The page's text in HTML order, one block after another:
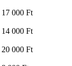
17 000 Ft
14 000 Ft
20 000 Ft